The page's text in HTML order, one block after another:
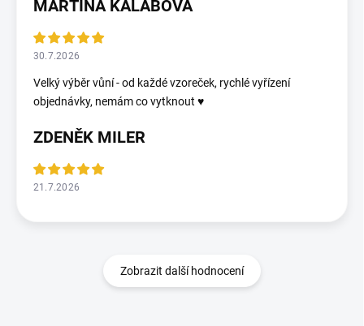
MARTINA KALÁBOVÁ
30.7.2026
Velký výběr vůní - od každé vzoreček, rychlé vyřízení
objednávky, nemám co vytknout ♥️
ZDENĚK MILER
21.7.2026
Zobrazit další hodnocení